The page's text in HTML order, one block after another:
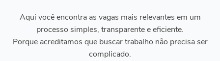
Aqui você encontra as vagas mais relevantes em um
processo simples, transparente e eficiente.
Porque acreditamos que buscar trabalho não precisa ser
complicado.